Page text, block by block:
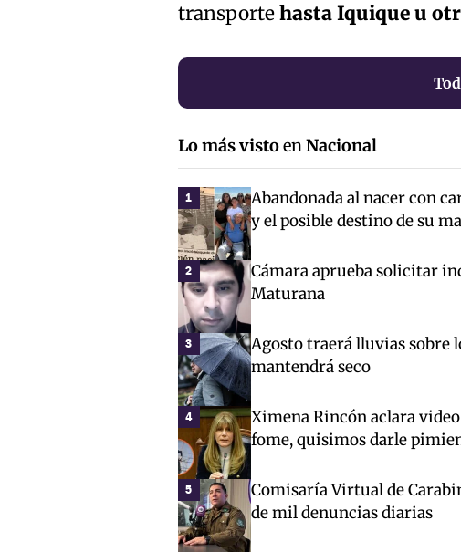
transportehasta Iquique u
Lo más vistoenNacional
1
Abandonada al nacer con
y el posible destino de su
2
Cámara aprueba solicitar
Maturana
3
Agosto traerá lluvias sobre
mantendrá seco
4
Ximena Rincón aclara
fome, quisimos darle
5
Comisaría Virtual de
de mil denuncias diarias